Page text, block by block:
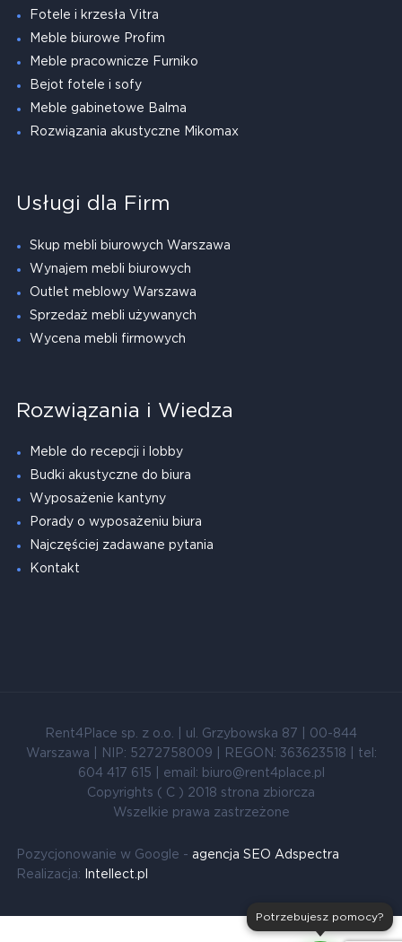
Fotele i krzesła Vitra
Meble biurowe Profim
Meble pracownicze Furniko
Bejot fotele i sofy
Meble gabinetowe Balma
Rozwiązania akustyczne Mikomax
Usługi dla Firm
Skup mebli biurowych Warszawa
Wynajem mebli biurowych
Outlet meblowy Warszawa
Sprzedaż mebli używanych
Wycena mebli firmowych
Rozwiązania i Wiedza
Meble do recepcji i lobby
Budki akustyczne do biura
Wyposażenie kantyny
Porady o wyposażeniu biura
Najczęściej zadawane pytania
Kontakt
Rent4Place sp. z o.o. | ul. Grzybowska 87 | 00-844
Warszawa | NIP: 5272758009 | REGON: 363623518 | tel:
604 417 615 | email: biuro@rent4place.pl
Copyrights ( C ) 2018 strona zbiorcza
Wszelkie prawa zastrzeżone
Pozycjonowanie w Google - agencja SEO Adspectra
Realizacja:
Intellect.pl
Potrzebujesz pomocy?